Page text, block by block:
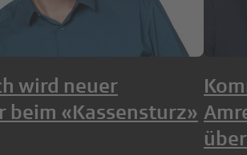
wird neuer
beim «Kassensturz»